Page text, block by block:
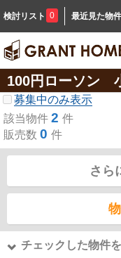
検討リスト 0 最近見た物件
100円ローソン
募集中のみ表示
該当物件 2 件
販売数 0 件
さら
チェックした物件